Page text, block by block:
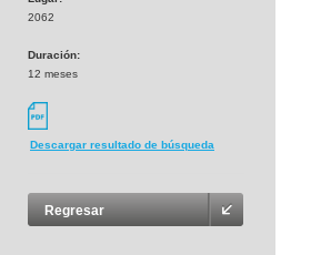
2062
Duración:
12 meses
Descargar resultado de búsqueda
Regresar